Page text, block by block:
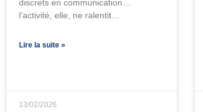
discrets en communication…
l’activité, elle, ne ralentit
Lire la suite »
13/02/2026